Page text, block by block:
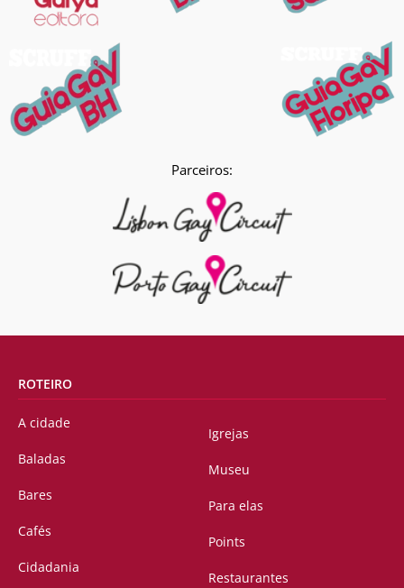
Parceiros:
ROTEIRO
A cidade
Baladas
Bares
Cafés
Cidadania
Igrejas
Museu
Para elas
Points
Restaurantes